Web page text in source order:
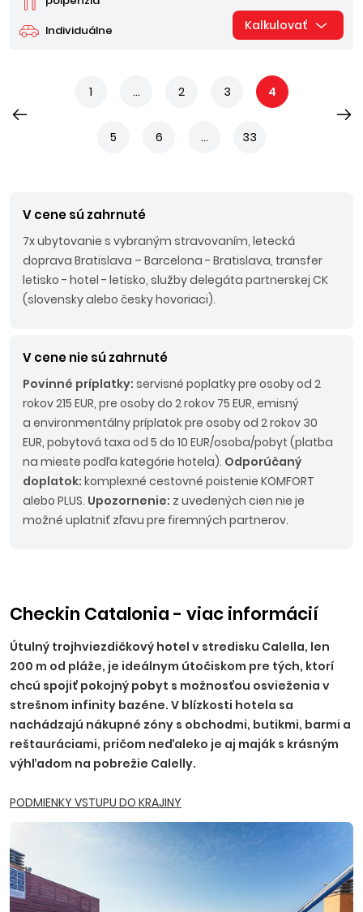
Individuálne Kalkulovať
1 ... 2 3 4
5 6 ... 33
V cene sú zahrnuté
7x ubytovanie s vybraným stravovaním, letecká
doprava Bratislava – Barcelona - Bratislava, transfer
letisko - hotel - letisko, služby delegáta partnerskej CK
(slovensky alebo česky hovoriaci).
V cene nie sú zahrnuté
Povinné príplatky: servisné poplatky pre osoby od 2
rokov 215 EUR, pre osoby do 2 rokov 75 EUR, emisný
a environmentálny príplatok pre osoby od 2 rokov 30
EUR, pobytová taxa od 5 do 10 EUR/osoba/pobyt (platba
na mieste podľa kategórie hotela). Odporúčaný
doplatok: komplexné cestovné poistenie KOMFORT
alebo PLUS. Upozornenie: z uvedených cien nie je
možné uplatniť zľavu pre firemných partnerov.
Checkin Catalonia - viac informácií
Útulný trojhviezdičkový hotel v stredisku Calella, len
200 m od pláže, je ideálnym útočiskom pre tých, ktorí
chcú spojiť pokojný pobyt s možnosťou osvieženia v
strešnom infinity bazéne. V blízkosti hotela sa
nachádzajú nákupné zóny s obchodmi, butikmi, barmi a
reštauráciami, pričom neďaleko je aj maják s krásným
výhľadom na pobrežie Calelly.
PODMIENKY VSTUPU DO KRAJINY